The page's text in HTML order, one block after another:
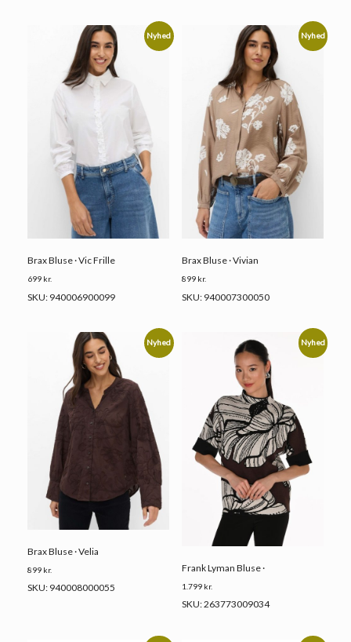
Nyhed
Brax Bluse · Vic Frille
699 kr.
SKU: 940006900099
Nyhed
Brax Bluse · Vivian
899 kr.
SKU: 940007300050
Nyhed
Brax Bluse · Velia
899 kr.
SKU: 940008000055
Nyhed
Frank Lyman Bluse ·
1.799 kr.
SKU: 263773009034